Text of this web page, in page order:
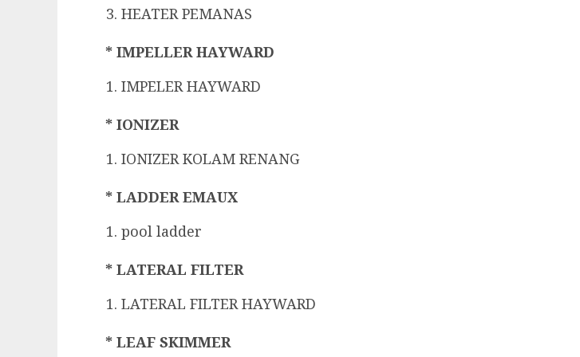
HEATER PEMANAS
* IMPELLER HAYWARD
IMPELER HAYWARD
* IONIZER
IONIZER KOLAM RENANG
* LADDER EMAUX
pool ladder
* LATERAL FILTER
LATERAL FILTER HAYWARD
* LEAF SKIMMER